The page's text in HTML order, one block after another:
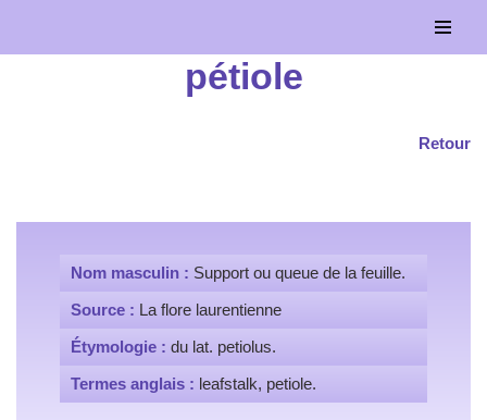
Aller
pétiole
Retour
Nom masculin : Support ou queue de la feuille.
Source : La flore laurentienne
Étymologie : du lat. petiolus.
Termes anglais : leafstalk, petiole.